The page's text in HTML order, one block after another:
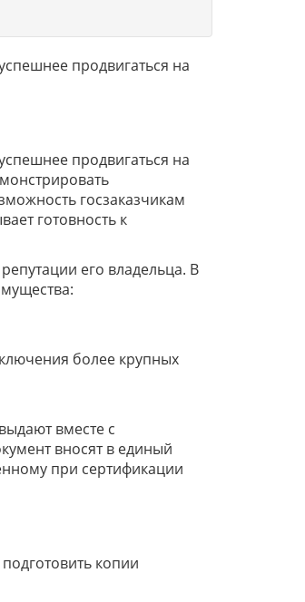
продвигаться на
продвигаться на
госзаказчикам
готовность к
его владельца. В
более крупных
вместе с
вносят в единый
при сертификации
копии